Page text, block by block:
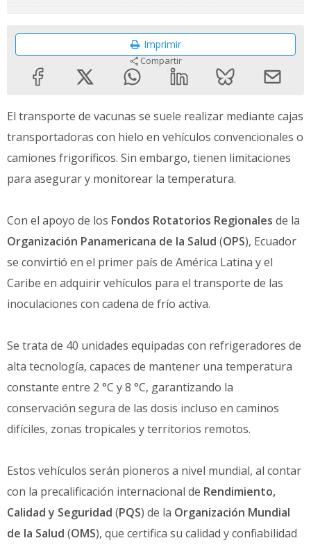
Imprimir
Compartir
El transporte de vacunas se suele realizar mediante cajas
transportadoras con hielo en vehículos convencionales o
camiones frigoríficos. Sin embargo, tienen limitaciones
para asegurar y monitorear la temperatura.
Con el apoyo de los Fondos Rotatorios Regionales de la
Organización Panamericana de la Salud (OPS), Ecuador
se convirtió en el primer país de América Latina y el
Caribe en adquirir vehículos para el transporte de las
inoculaciones con cadena de frío activa.
Se trata de 40 unidades equipadas con refrigeradores de
alta tecnología, capaces de mantener una temperatura
constante entre 2 °C y 8 °C, garantizando la
conservación segura de las dosis incluso en caminos
difíciles, zonas tropicales y territorios remotos.
Estos vehículos serán pioneros a nivel mundial, al contar
con la precalificación internacional de Rendimiento,
Calidad y Seguridad (PQS) de la Organización Mundial
de la Salud (OMS), que certifica su calidad y confiabilidad